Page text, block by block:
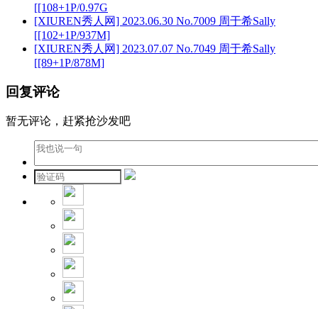
[[108+1P/0.97G
[XIUREN秀人网] 2023.06.30 No.7009 周于希Sally
[[102+1P/937M]
[XIUREN秀人网] 2023.07.07 No.7049 周于希Sally
[[89+1P/878M]
回复评论
暂无评论，赶紧抢沙发吧